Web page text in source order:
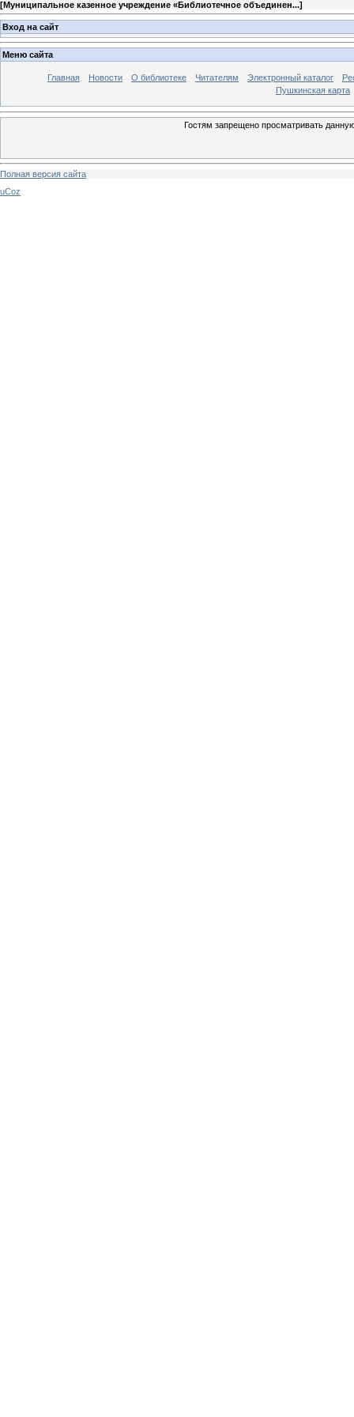
[Муниципальное казенное учреждение «Библиотечное объединен...]
Вход на сайт
Меню сайта
Главная Новости О библиотеке Читателям Электронный каталог
Пушкинская карта
Гостям запрещено просматривать
Полная версия сайта
uCoz